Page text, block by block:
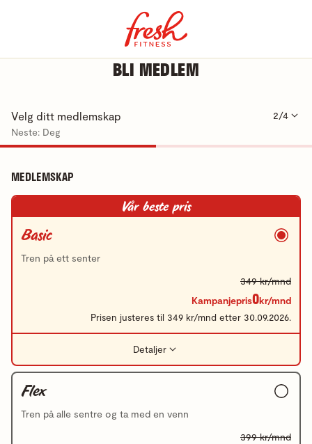
BLI MEDLEM
Velg ditt medlemskap
Neste: Deg
2/4
MEDLEMSKAP
Vår beste pris
Basic
Tren på ett senter
349 kr/mnd
Kampanjepris0kr/mnd
Prisen justeres til 349 kr/mnd etter 30.09.2026.
Detaljer
Flex
Tren på alle sentre og ta med en venn
399 kr/mnd